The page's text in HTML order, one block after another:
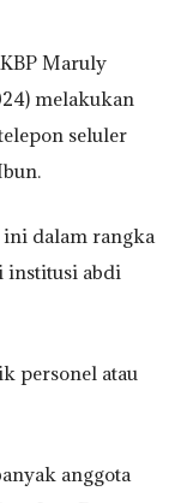
Maruly
melakukan
seluler
ini dalam rangka
institusi abdi
personel atau
anggota